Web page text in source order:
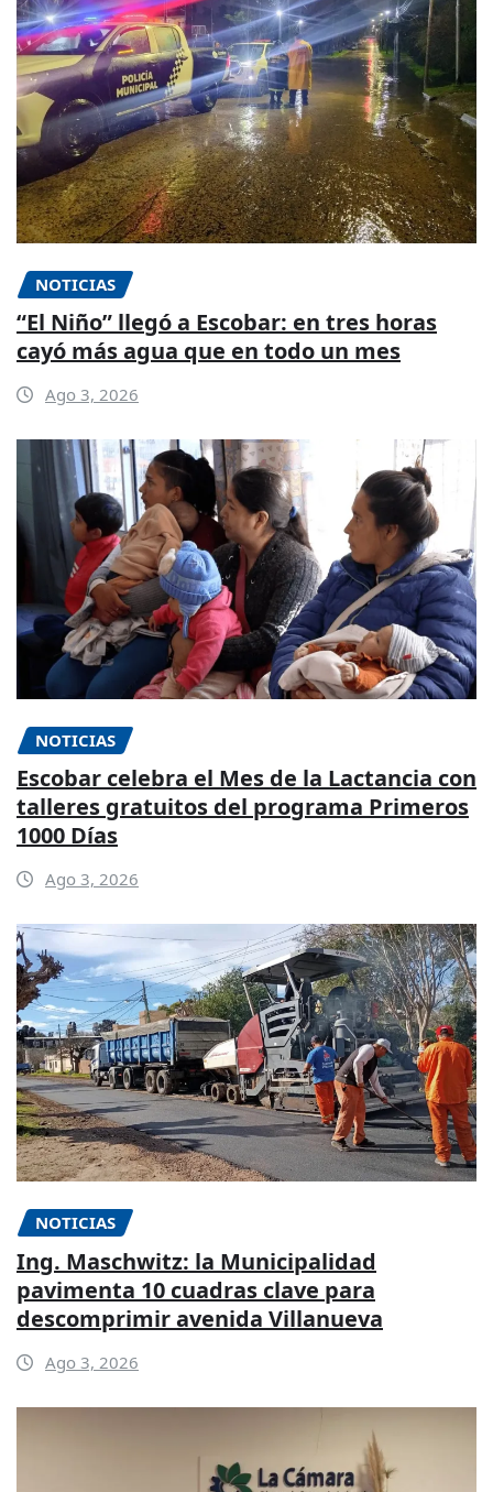
NOTICIAS
“El Niño” llegó a Escobar: en tres horas
cayó más agua que en todo un mes
Ago 3, 2026
NOTICIAS
Escobar celebra el Mes de la Lactancia con
talleres gratuitos del programa Primeros
1000 Días
Ago 3, 2026
NOTICIAS
Ing. Maschwitz: la Municipalidad
pavimenta 10 cuadras clave para
descomprimir avenida Villanueva
Ago 3, 2026